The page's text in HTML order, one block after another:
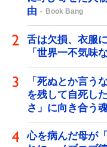
由
Book Bang
舌は欠損、衣服
「世界一不気味
「死ぬとか言う
を残して自死し
さ」に向き合う
心を病んだ母が